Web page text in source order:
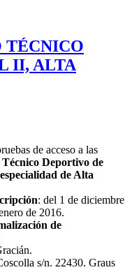
TÉCNICO
II, ALTA
de acceso a las
Técnico Deportivo de
de Alta
: del 1 de diciembre
de 2016.
de
s/n. 22430. Graus